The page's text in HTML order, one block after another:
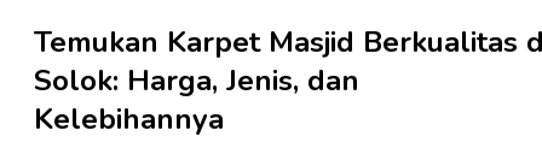
Temukan Karpet Masjid Berkualitas
Solok: Harga, Jenis, dan
Kelebihannya